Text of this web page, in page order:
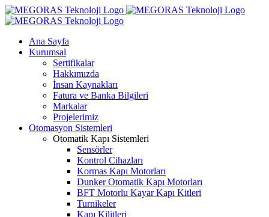
Skip
to
Ana Sayfa
Kurumsal
Sertifikalar
Hakkımızda
İnsan Kaynakları
Fatura ve Banka Bilgileri
Markalar
Projelerimiz
Otomasyon Sistemleri
Otomatik Kapı Sistemleri
Sensörler
Kontrol Cihazları
Kormas Kapı Motorları
Dunker Otomatik Kapı Motorları
BFT Motorlu Kayar Kapı Kitleri
Turnikeler
Kapı Kilitleri